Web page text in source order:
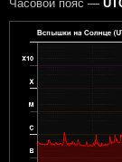
Часовой пояс —